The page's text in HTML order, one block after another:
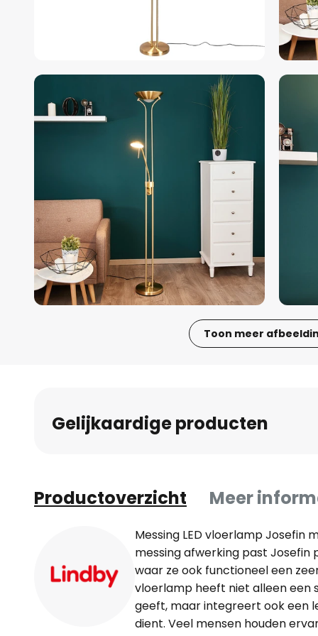
Toon meer
vanGelijkaardige producten
Productoverzicht Meer
Messing LED vloerlamp Josefin
messing afwerking past Josefin
waar ze ook functioneel een
vloerlamp heeft niet alleen een
geeft, maar integreert ook een
dient. Veel mensen houden